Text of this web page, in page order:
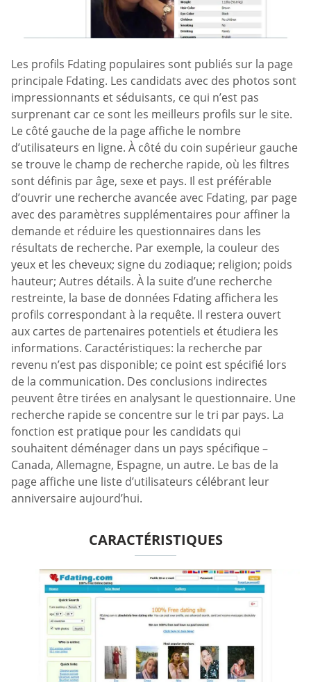
Les profils Fdating populaires sont publiés sur la page
principale Fdating. Les candidats avec des photos sont
impressionnants et séduisants, ce qui n’est pas
surprenant car ce sont les meilleurs profils sur le site.
Le côté gauche de la page affiche le nombre
d’utilisateurs en ligne. À côté du coin supérieur gauche
se trouve le champ de recherche rapide, où les filtres
sont définis par âge, sexe et pays. Il est préférable
d’ouvrir une recherche avancée avec Fdating, par page
avec des paramètres supplémentaires pour affiner la
demande et réduire les questionnaires dans les
résultats de recherche. Par exemple, la couleur des
yeux et les cheveux; signe du zodiaque; religion; poids
hauteur; Autres détails. À la suite d’une recherche
restreinte, la base de données Fdating affichera les
profils correspondant à la requête. Il restera ouvert
aux cartes de partenaires potentiels et étudiera les
informations. Caractéristiques: la recherche par
revenu n’est pas disponible; ce point est spécifié lors
de la communication. Des conclusions indirectes
peuvent être tirées en analysant le questionnaire. Une
recherche rapide se concentre sur le tri par pays. La
fonction est pratique pour les candidats qui
souhaitent déménager dans un pays spécifique –
Canada, Allemagne, Espagne, un autre. Le bas de la
page affiche une liste d’utilisateurs célébrant leur
anniversaire aujourd’hui.
CARACTÉRISTIQUES